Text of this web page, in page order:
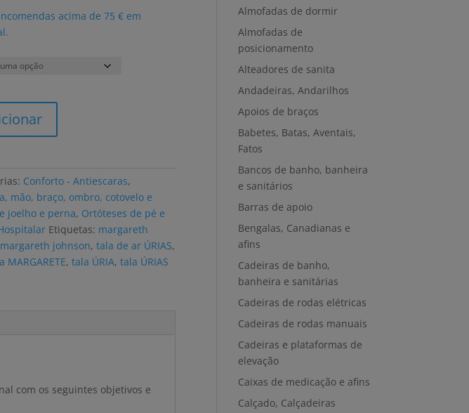
39,00€
acima de 75 € em
Conforto - Antiescaras,
mão, braço, ombro, cotovelo e
joelho e perna, Ortóteses de pé e
Etiquetas: margareth
johnson,tala de ar ÚRIAS,
MARGARETE,tala ÚRIA,tala ÚRIAS
com os seguintes objetivos e
Almofadas de dormir
Almofadas de
posicionamento
Alteadores de sanita
Andadeiras, Andarilhos
Apoios de braços
Babetes, Batas, Aventais,
Fatos
Bancos de banho, banheira
e sanitários
Barras de apoio
Bengalas, Canadianas e
afins
Cadeiras de banho,
banheira e sanitárias
Cadeiras de rodas elétricas
Cadeiras de rodas manuais
Cadeiras e plataformas de
elevação
Caixas de medicação e afins
Calçado, Calçadeiras